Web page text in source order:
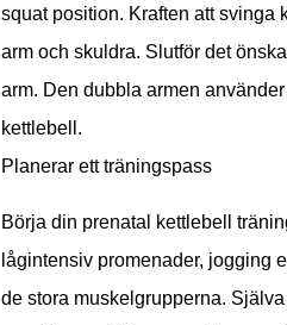
squat position. Kraften att svinga
arm och skuldra. Slutför det
arm. Den dubbla armen
kettlebell.
Planerar ett träningspass
Börja din prenatal kettlebell
lågintensiv promenader, jogging
de stora muskelgrupperna.